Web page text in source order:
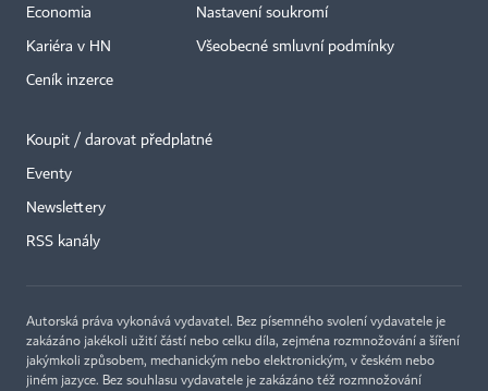
Economia
Kariéra v HN
Ceník inzerce
Nastavení soukromí
Všeobecné smluvní podmínky
Koupit / darovat předplatné
Eventy
Newslettery
RSS kanály
Autorská práva vykonává vydavatel. Bez písemného svolení vydavatele je
zakázáno jakékoli užití částí nebo celku díla, zejména rozmnožování a šíření
jakýmkoli způsobem, mechanickým nebo elektronickým, v českém nebo
jiném jazyce. Bez souhlasu vydavatele je zakázáno též rozmnožování